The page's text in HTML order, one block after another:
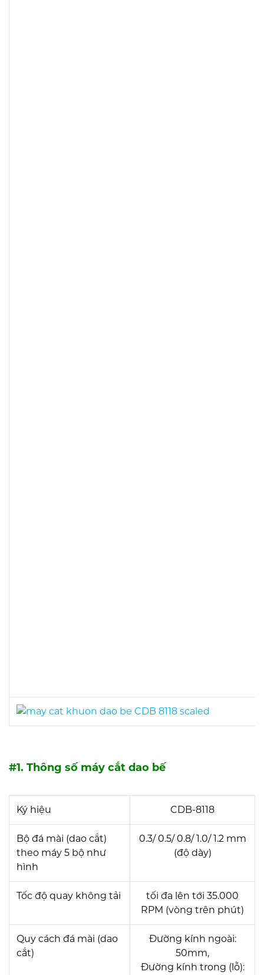
#1. Thông số máy cắt dao bế
Ký hiệu CDB-8118
Bộ đá mài (dao cắt)
theo máy 5 bộ như
hình
0.3/ 0.5/ 0.8/ 1.0/ 1.2 mm
(độ dày)
Tốc độ quay không tải
tối đa lên tới 35.000
RPM (vòng trên phút)
Quy cách đá mài (dao
cắt)
Đường kính ngoài:
50mm,
Đường kính trong (lỗ):